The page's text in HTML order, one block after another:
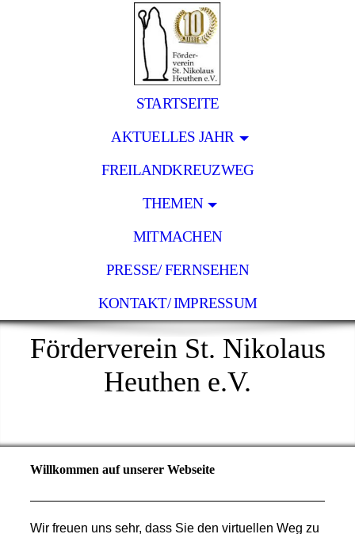
STARTSEITE
AKTUELLES JAHR
FREILANDKREUZWEG
THEMEN
MITMACHEN
PRESSE/ FERNSEHEN
KONTAKT/ IMPRESSUM
Förderverein St. Nikolaus
Heuthen e.V.
Willkommen auf unserer Webseite
Wir freuen uns sehr, dass Sie den virtuellen Weg zu